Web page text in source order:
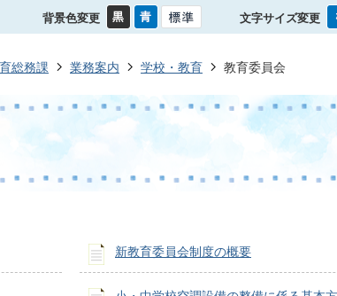
背景色変更 文字サイズ変更
総務課 業務案内 学校・教育 教育委員会
新教育委員会制度の概要